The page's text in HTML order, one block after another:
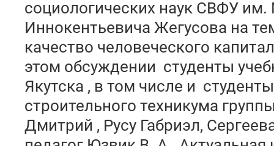
социологических наук СВФУ
Иннокентьевича Жегусова на
качество человеческого
этом обсуждении студенты
Якутска , в том числе и
строительного техникума
Дмитрий , Русу Габриэл,